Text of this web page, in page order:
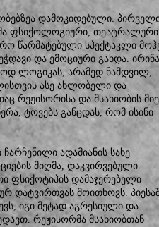
დამოკიდებული.
ფსიქოლოგიური, თეატრალური
წარმატებული სპექტაკლი
და ემოციური გახდა. ირინა
ლოგიკას, არამედ ნამდვილ,
ასე ახლობელი და
რეჟისორისა და მსახიობის
ტოვებს განცდას, რომ ისინი
ადამიანის სახე
მიღმა, დაკვირვებული
ფსიქოტიპის დამაჯერებელი
დატვირთვას მოითხოვს.
იგი მეტად აგრესიული და
რეჟისორმა მსახიობთან